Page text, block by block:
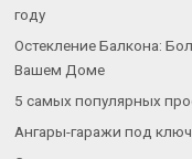
году
Остекление Балкона:
Вашем Доме
5 самых популярных
Ангары-гаражи под ключ